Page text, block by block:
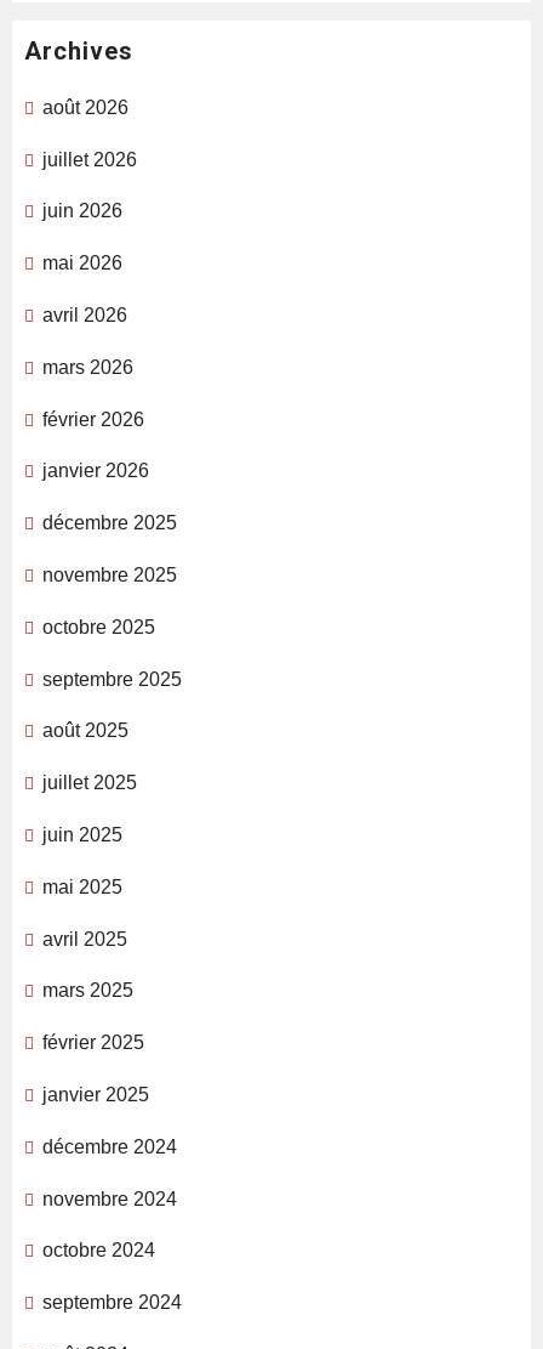
Archives
août 2026
juillet 2026
juin 2026
mai 2026
avril 2026
mars 2026
février 2026
janvier 2026
décembre 2025
novembre 2025
octobre 2025
septembre 2025
août 2025
juillet 2025
juin 2025
mai 2025
avril 2025
mars 2025
février 2025
janvier 2025
décembre 2024
novembre 2024
octobre 2024
septembre 2024